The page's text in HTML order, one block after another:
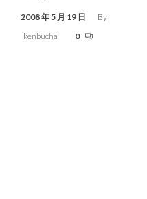
2008 年 5 月 19 日
By
kenbucha
0